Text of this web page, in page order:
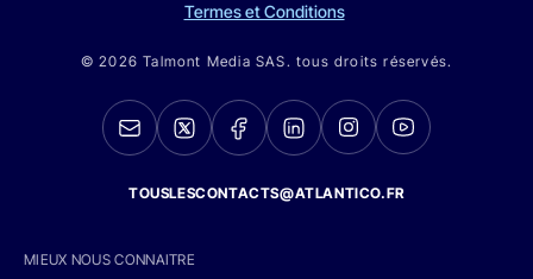
Termes et Conditions
© 2026 Talmont Media SAS. tous droits réservés.
TOUSLESCONTACTS@ATLANTICO.FR
MIEUX NOUS CONNAITRE